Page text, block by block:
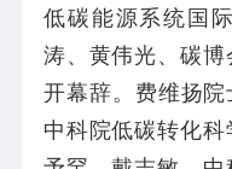
低碳能源系统国
涛、黄伟光、碳
开幕辞。费维扬院
中科院低碳转化